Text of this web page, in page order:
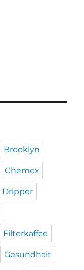
Brooklyn
Chemex
Dripper
Filterkaffee
Gesundheit